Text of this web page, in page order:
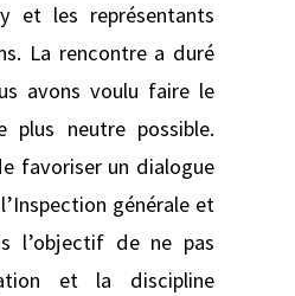
et les représentants
La rencontre a duré
avons voulu faire le
plus neutre possible.
favoriser un dialogue
générale et
l’objectif de ne pas
et la discipline